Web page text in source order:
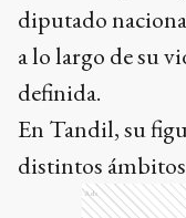
diputado
a lo largo de su
definida.
En Tandil, su
distintos
Ads